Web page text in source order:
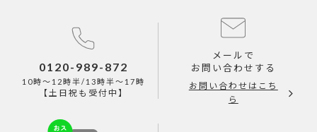
0120-989-872
10時～12時半/13時半～17時
【土日祝も受付中】
メールで
お問い合わせする
お問い合わせはこち
ら